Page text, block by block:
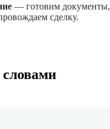
— готовим документы,
сделку.